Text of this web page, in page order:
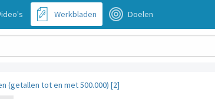
Werkbladen Doelen
(getallen tot en met 500.000) [2]